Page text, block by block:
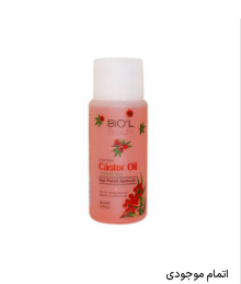
اتمام موجودی